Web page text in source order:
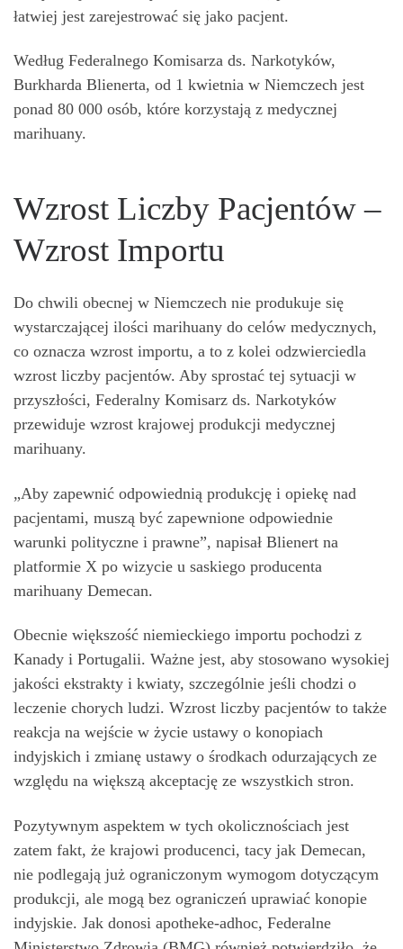
łatwiej jest zarejestrować się jako pacjent.
Według Federalnego Komisarza ds. Narkotyków,
Burkharda Blienerta, od 1 kwietnia w Niemczech jest
ponad 80 000 osób, które korzystają z medycznej
marihuany.
Wzrost Liczby Pacjentów –
Wzrost Importu
Do chwili obecnej w Niemczech nie produkuje się
wystarczającej ilości marihuany do celów medycznych,
co oznacza wzrost importu, a to z kolei odzwierciedla
wzrost liczby pacjentów. Aby sprostać tej sytuacji w
przyszłości, Federalny Komisarz ds. Narkotyków
przewiduje wzrost krajowej produkcji medycznej
marihuany.
„Aby zapewnić odpowiednią produkcję i opiekę nad
pacjentami, muszą być zapewnione odpowiednie
warunki polityczne i prawne”, napisał Blienert na
platformie X po wizycie u saskiego producenta
marihuany Demecan.
Obecnie większość niemieckiego importu pochodzi z
Kanady i Portugalii. Ważne jest, aby stosowano wysokiej
jakości ekstrakty i kwiaty, szczególnie jeśli chodzi o
leczenie chorych ludzi. Wzrost liczby pacjentów to także
reakcja na wejście w życie ustawy o konopiach
indyjskich i zmianę ustawy o środkach odurzających ze
względu na większą akceptację ze wszystkich stron.
Pozytywnym aspektem w tych okolicznościach jest
zatem fakt, że krajowi producenci, tacy jak Demecan,
nie podlegają już ograniczonym wymogom dotyczącym
produkcji, ale mogą bez ograniczeń uprawiać konopie
indyjskie. Jak donosi apotheke-adhoc, Federalne